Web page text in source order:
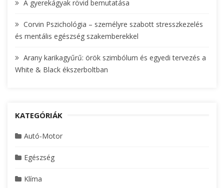
A gyerekágyak rövid bemutatása
Corvin Pszichológia – személyre szabott stresszkezelés
és mentális egészség szakemberekkel
Arany karikagyűrű: örök szimbólum és egyedi tervezés a
White & Black ékszerboltban
KATEGÓRIÁK
Autó-Motor
Egészség
Klíma